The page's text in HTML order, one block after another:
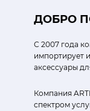
ДОБРО
С 2007 года
импортирует
аксессуары
Компания
спектром